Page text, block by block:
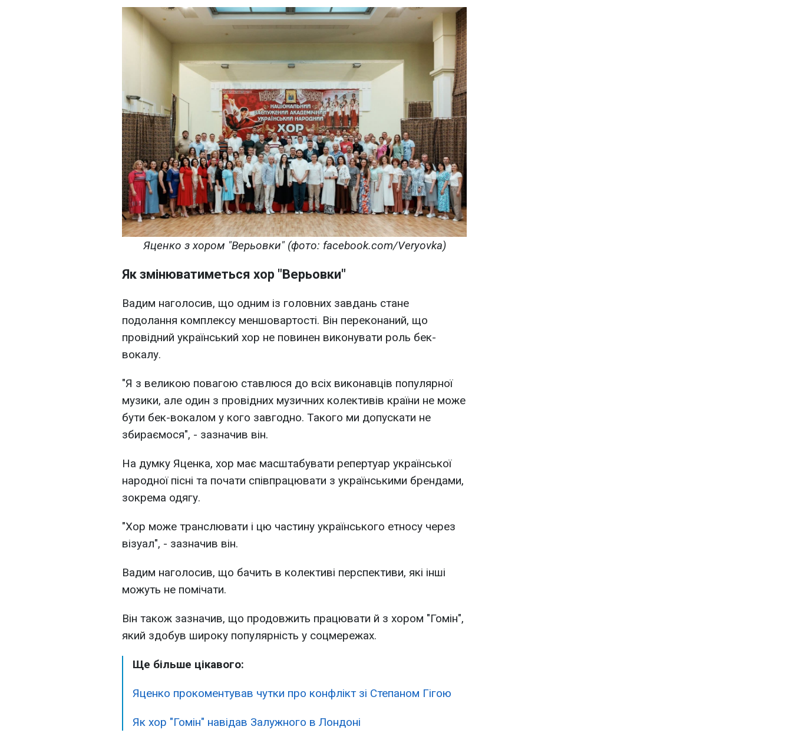
Яценко з хором "Верьовки" (фото: facebook.com/Veryovka)
Як змінюватиметься хор "Верьовки"
Вадим наголосив, що одним із головних завдань стане
подолання комплексу меншовартості. Він переконаний, що
провідний український хор не повинен виконувати роль бек-
вокалу.
"Я з великою повагою ставлюся до всіх виконавців популярної
музики, але один з провідних музичних колективів країни не може
бути бек-вокалом у кого завгодно. Такого ми допускати не
збираємося", - зазначив він.
На думку Яценка, хор має масштабувати репертуар української
народної пісні та почати співпрацювати з українськими брендами,
зокрема одягу.
"Хор може транслювати і цю частину українського етносу через
візуал", - зазначив він.
Вадим наголосив, що бачить в колективі перспективи, які інші
можуть не помічати.
Він також зазначив, що продовжить працювати й з хором "Гомін",
який здобув широку популярність у соцмережах.
Ще більше цікавого:
Яценко прокоментував чутки про конфлікт зі Степаном Гігою
Як хор "Гомін" навідав Залужного в Лондоні